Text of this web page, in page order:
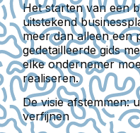
Het starten van een
uitstekend
meer dan alleen een
gedetailleerde gids
elke ondernemer
realiseren.
De visie afstemmen:
verfijnen